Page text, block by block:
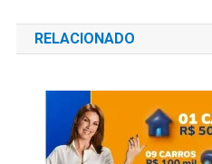
de
Post
RELACIONADO